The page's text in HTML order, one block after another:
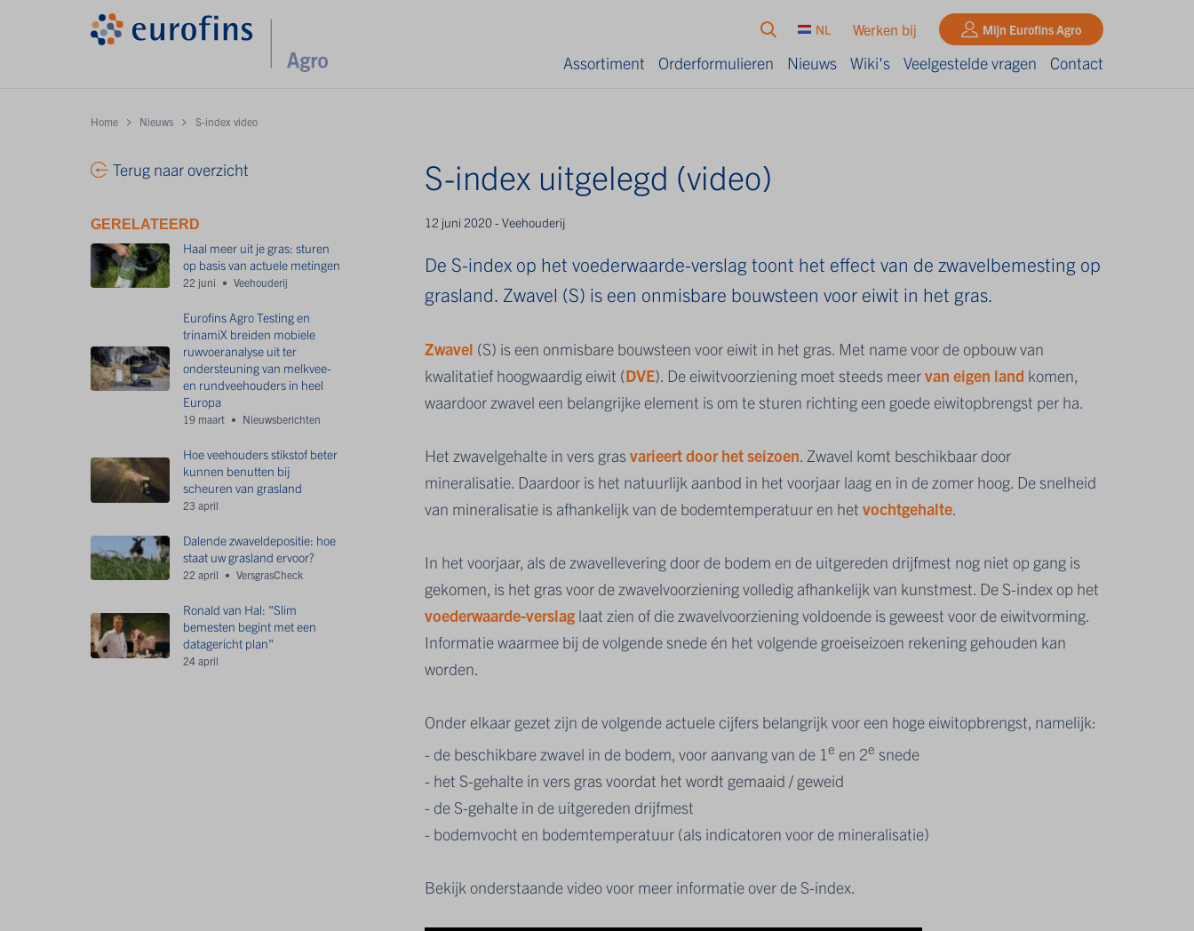
NL Werken bij Mijn Eurofins Agro
Assortiment Orderformulieren Nieuws Wiki's Veelgestelde vragen Contact
Home Nieuws S-index video
S-index uitgelegd (video)
12 juni 2020 - Veehouderij
De S-index op het voederwaarde-verslag toont het effect van de zwavelbemesting op
grasland. Zwavel (S) is een onmisbare bouwsteen voor eiwit in het gras.
Zwavel (S) is een onmisbare bouwsteen voor eiwit in het gras. Met name voor de opbouw van
kwalitatief hoogwaardig eiwit (DVE). De eiwitvoorziening moet steeds meervan eigen land komen,
waardoor zwavel een belangrijke element is om te sturen richting een goede eiwitopbrengst per ha.
Het zwavelgehalte in vers grasvarieert door het seizoen. Zwavel komt beschikbaar door
mineralisatie. Daardoor is het natuurlijk aanbod in het voorjaar laag en in de zomer hoog. De snelheid
van mineralisatie is afhankelijk van de bodemtemperatuur en hetvochtgehalte.
In het voorjaar, als de zwavellevering door de bodem en de uitgereden drijfmest nog niet op gang is
gekomen, is het gras voor de zwavelvoorziening volledig afhankelijk van kunstmest. De S-index op het
voederwaarde-verslag laat zien of die zwavelvoorziening voldoende is geweest voor de eiwitvorming.
Informatie waarmee bij de volgende snede én het volgende groeiseizoen rekening gehouden kan
worden.
Onder elkaar gezet zijn de volgende actuele cijfers belangrijk voor een hoge eiwitopbrengst, namelijk:
- de beschikbare zwavel in de bodem, voor aanvang van de 1e en 2e snede
- het S-gehalte in vers gras voordat het wordt gemaaid / geweid
- de S-gehalte in de uitgereden drijfmest
- bodemvocht en bodemtemperatuur (als indicatoren voor de mineralisatie)
Bekijk onderstaande video voor meer informatie over de S-index.
Terug naar overzicht
GERELATEERD
Haal meer uit je gras: sturen
op basis van actuele metingen
22 juni Veehouderij
Eurofins Agro Testing en
trinamiX breiden mobiele
ruwvoeranalyse uit ter
ondersteuning van melkvee-
en rundveehouders in heel
Europa
19 maart Nieuwsberichten
Hoe veehouders stikstof beter
kunnen benutten bij
scheuren van grasland
23 april
Dalende zwaveldepositie: hoe
staat uw grasland ervoor?
22 april VersgrasCheck
Ronald van Hal: "Slim
bemesten begint met een
datagericht plan"
24 april